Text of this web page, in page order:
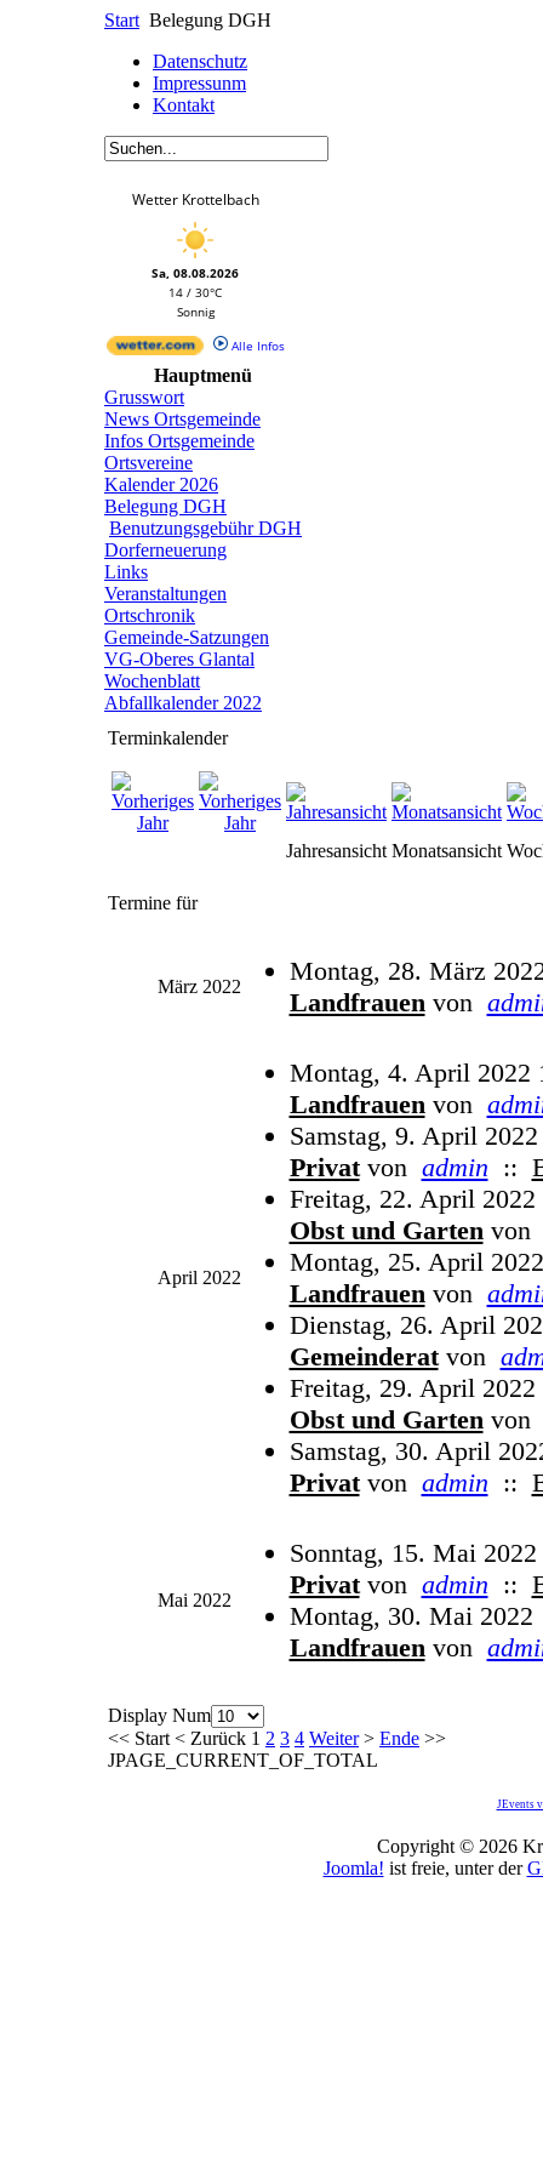
Start Belegung DGH
Datenschutz
Impressunm
Kontakt
Wetter Krottelbach
Sa, 08.08.2026
14 / 30°C
Sonnig
Alle Infos
Hauptmenü
Grusswort
News Ortsgemeinde
Infos Ortsgemeinde
Ortsvereine
Kalender 2026
Belegung DGH
Benutzungsgebühr DGH
Dorferneuerung
Links
Veranstaltungen
Ortschronik
Gemeinde-Satzungen
VG-Oberes Glantal
Wochenblatt
Abfallkalender 2022
Terminkalender
Jahresansicht Monatsansicht
Termine für
März 2022
Montag, 28. März
Landfrauenvon
April 2022
Montag, 4. April 2022
Landfrauenvon
Samstag, 9. April 2022
Privatvon admin ::
Freitag, 22. April 2022
Obst und Gartenvon
Montag, 25. April
Landfrauenvon
Dienstag, 26. April
Gemeinderatvon
Freitag, 29. April 2022
Obst und Gartenvon
Samstag, 30. April
Privatvon admin ::
Mai 2022
Sonntag, 15. Mai 2022
Privatvon admin ::
Montag, 30. Mai 2022
Landfrauenvon
Display Num
<< Start < Zurück 1 2 3 4 Weiter> Ende >>
JPAGE_CURRENT_OF_TOTAL
JEvents
Copyright © 2026
Joomla! ist freie, unter der